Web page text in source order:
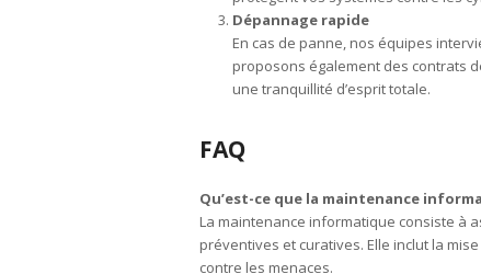
Dépannage rapide
En cas de panne, nos équipes
proposons également des contrats
une tranquillité d’esprit totale.
FAQ
Qu’est-ce que la maintenance
La maintenance informatique consiste à
préventives et curatives. Elle inclut la
contre les menaces.